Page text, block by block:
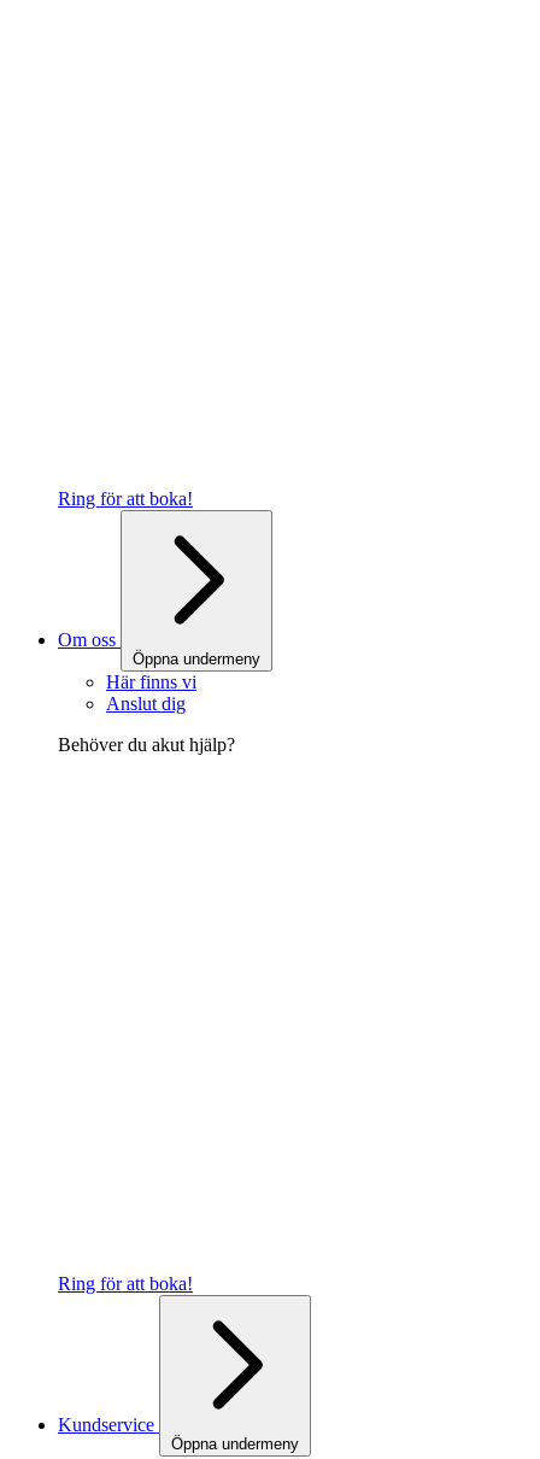
Ring för att boka!
Om oss
Öppna undermeny
Här finns vi
Anslut dig
Behöver du akut hjälp?
Ring för att boka!
Kundservice
Öppna undermeny